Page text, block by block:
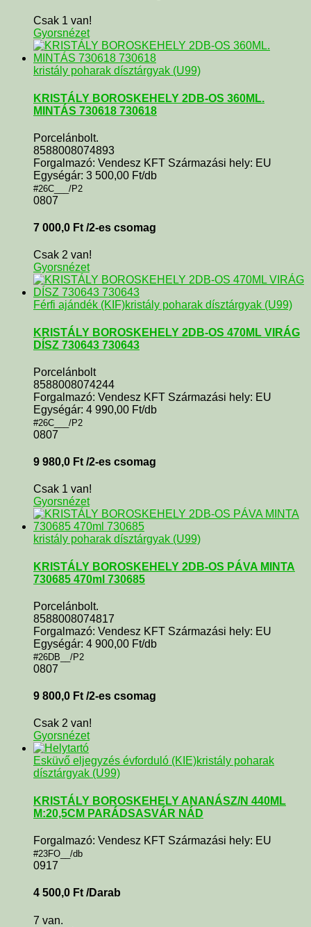
Csak 1 van!
Gyorsnézet
kristály poharak dísztárgyak (U99)
KRISTÁLY BOROSKEHELY 2DB-OS 360ML.
MINTÁS 730618 730618
Porcelánbolt.
8588008074893
Forgalmazó: Vendesz KFT Származási hely: EU
Egységár: 3 500,00 Ft/db
#26C___/P2
0807
7 000,0 Ft /2-es csomag
Csak 2 van!
Gyorsnézet
Férfi ajándék (KIF)kristály poharak dísztárgyak (U99)
KRISTÁLY BOROSKEHELY 2DB-OS 470ML VIRÁG
DÍSZ 730643 730643
Porcelánbolt
8588008074244
Forgalmazó: Vendesz KFT Származási hely: EU
Egységár: 4 990,00 Ft/db
#26C___/P2
0807
9 980,0 Ft /2-es csomag
Csak 1 van!
Gyorsnézet
kristály poharak dísztárgyak (U99)
KRISTÁLY BOROSKEHELY 2DB-OS PÁVA MINTA
730685 470ml 730685
Porcelánbolt.
8588008074817
Forgalmazó: Vendesz KFT Származási hely: EU
Egységár: 4 900,00 Ft/db
#26DB__/P2
0807
9 800,0 Ft /2-es csomag
Csak 2 van!
Gyorsnézet
Esküvő eljegyzés évforduló (KIE)kristály poharak
dísztárgyak (U99)
KRISTÁLY BOROSKEHELY ANANÁSZ/N 440ML
M:20,5CM PARÁDSASVÁR NÁD
Forgalmazó: Vendesz KFT Származási hely: EU
#23FO__/db
0917
4 500,0 Ft /Darab
7 van.